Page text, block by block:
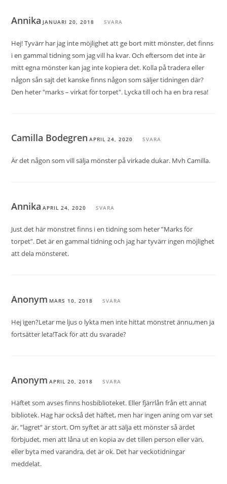
Annika JANUARI 20, 2018 SVARA
Hej! Tyvärr har jag inte möjlighet att ge bort mitt mönster, det finns
i en gammal tidning som jag vill ha kvar. Och eftersom det inte är
mitt egna mönster kan jag inte kopiera det. Kolla på tradera eller
någon sån sajt det kanske finns någon som säljer tidningen där?
Den heter "marks – virkat för torpet". Lycka till och ha en bra resa!
Camilla Bodegren APRIL 24, 2020 SVARA
Är det någon som vill sälja mönster på virkade dukar. Mvh Camilla.
Annika APRIL 24, 2020 SVARA
Just det här mönstret finns i en tidning som heter ”Marks för
torpet”. Det är en gammal tidning och jag har tyvärr ingen möjlighet
att dela mönsteret.
Anonym MARS 10, 2018 SVARA
Hej igen?Letar me ljus o lykta men inte hittat mönstret ännu,men ja
fortsätter leta!Tack för att du svarade?
Anonym APRIL 20, 2018 SVARA
Häftet som avses finns hosbiblioteket. Eller fjärrlån från ett annat
bibliotek. Hag har också det häftet, men har ingen aning om var set
är, ”lagret” är stort. Om syftet är att sälja ett mönster så ärdet
förbjudet, men att låna ut en kopia av det tillen person eller vän,
eller byta med varandra, det är ok. Det har veckotidningar
meddelat.